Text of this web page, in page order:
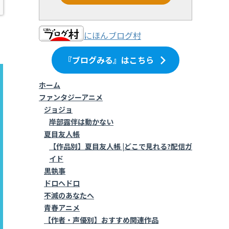
にほんブログ村
『ブログみる』はこちら
ホーム
ファンタジーアニメ
ジョジョ
岸部露伴は動かない
夏目友人帳
【作品別】夏目友人帳 |どこで見れる?配信ガ
イド
黒執事
ドロヘドロ
不滅のあなたへ
青春アニメ
【作者・声優別】おすすめ関連作品